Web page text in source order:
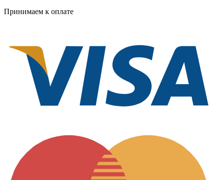
Принимаем к оплате